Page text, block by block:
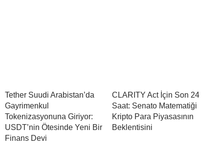
Tether Suudi Arabistan’da
Gayrimenkul
Tokenizasyonuna Giriyor:
USDT’nin Ötesinde Yeni Bir
Finans Devi
CLARITY Act İçin Son 24
Saat: Senato Matematiği
Kripto Para Piyasasının
Beklentisini